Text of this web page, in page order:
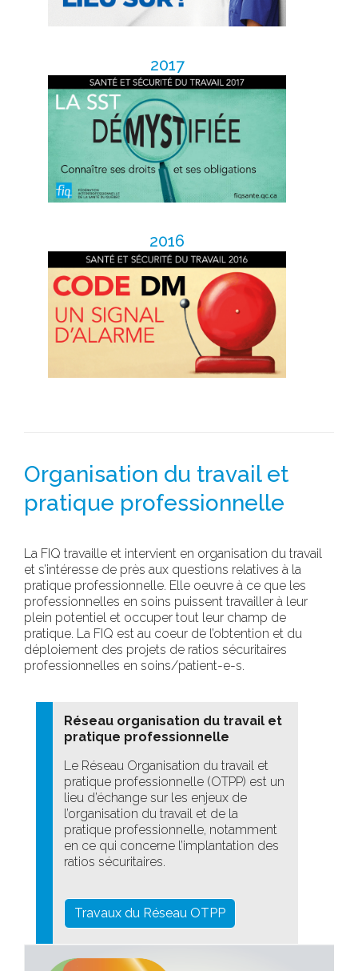
2017
2016
Organisation du travail et
pratique professionnelle
La FIQ travaille et intervient en organisation du travail
et s’intéresse de près aux questions relatives à la
pratique professionnelle. Elle oeuvre à ce que les
professionnelles en soins puissent travailler à leur
plein potentiel et occuper tout leur champ de
pratique. La FIQ est au coeur de l’obtention et du
déploiement des projets de ratios sécuritaires
professionnelles en soins/patient-e-s.
Réseau organisation du travail et
pratique professionnelle
Le Réseau Organisation du travail et
pratique professionnelle (OTPP) est un
lieu d’échange sur les enjeux de
l’organisation du travail et de la
pratique professionnelle, notamment
en ce qui concerne l’implantation des
ratios sécuritaires.
Travaux du Réseau OTPP